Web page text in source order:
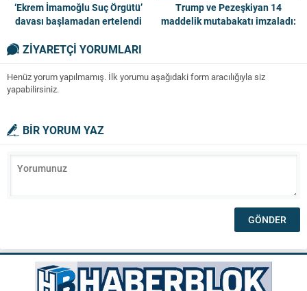
‘Ekrem İmamoğlu Suç Örgütü’
davası başlamadan ertelendi
Trump ve Pezeşkiyan 14
maddelik mutabakatı imzaladı:
ZİYARETÇİ YORUMLARI
Henüz yorum yapılmamış. İlk yorumu aşağıdaki form aracılığıyla siz
yapabilirsiniz.
BİR YORUM YAZ